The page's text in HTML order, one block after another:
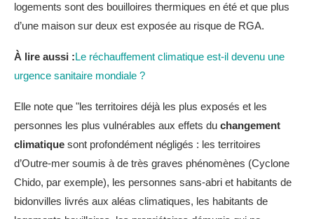
logements sont des bouilloires thermiques en été et que plus
d’une maison sur deux est exposée au risque de RGA.
À lire aussi :Le réchauffement climatique est-il devenu une
urgence sanitaire mondiale ?
Elle note que "les territoires déjà les plus exposés et les
personnes les plus vulnérables aux effets du changement
climatique sont profondément négligés : les territoires
d’Outre-mer soumis à de très graves phénomènes (Cyclone
Chido, par exemple), les personnes sans-abri et habitants de
bidonvilles livrés aux aléas climatiques, les habitants de